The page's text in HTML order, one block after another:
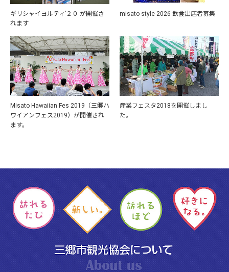
ギリシャイヨルティ’２０ が開催さ
れます
misato style 2026 飲食出店者募集
Misato Hawaiian Fes 2019（三郷ハ
ワイアンフェス2019）が開催され
ます。
産業フェスタ2018を開催しまし
た。